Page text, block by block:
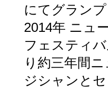
にてグラン
2014年 ニュ
フェスティ
り約三年間
ジシャンと